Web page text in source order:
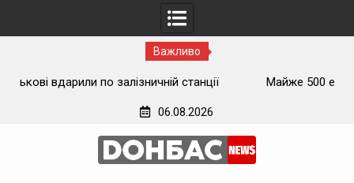
Важливо
Майже 500 евакуйованих мешканців Луганщини
06.08.2026